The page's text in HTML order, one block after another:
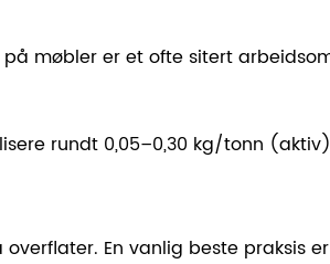
møbler er et ofte sitert
rundt 0,05–0,30 kg/tonn (aktiv)
En vanlig beste